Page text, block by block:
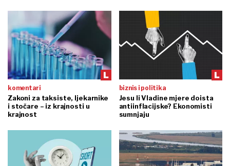
komentari
Zakoni za taksiste, ljekarnike
i stočare – iz krajnosti u
krajnost
biznis i politika
Jesu li Vladine mjere doista
antiinflacijske? Ekonomisti
sumnjaju